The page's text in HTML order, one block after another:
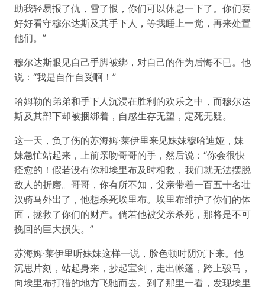
助我轻易报了仇，雪了恨，你们可以休息一下了。你们要
好好看守穆尔达斯及其手下人，等我睡上一觉，再来处置
他们。”
穆尔达斯眼见自己手脚被绑，对自己的作为后悔不已。他
说：“我是自作自受啊！”
哈姆勒的弟弟和手下人沉浸在胜利的欢乐之中，而穆尔达
斯及其部下却被捆绑着，自感生存无望，定死无疑。
这一天，负了伤的苏海姆·莱伊里来见妹妹穆哈迪娅，妹
妹急忙站起来，上前亲吻哥哥的手，然后说：“你会很快
痊愈的！假若没有你和埃里布及时相救，我们就无法摆脱
敌人的折磨。哥哥，你有所不知，父亲带着一百五十名壮
汉骑马外出了，他想杀死埃里布。埃里布维护了你们的体
面，拯救了你们的财产。倘若他被父亲杀死，那将是不可
挽回的巨大损失。”
苏海姆·莱伊里听妹妹这样一说，脸色顿时阴沉下来。他
沉思片刻，站起身来，抄起宝剑，走出帐篷，跨上骏马，
向埃里布打猎的地方飞驰而去。到了那里一看，发现埃里